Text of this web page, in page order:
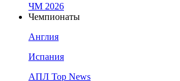
ЧМ 2026
Чемпионаты
Англия
Испания
АПЛ Top News